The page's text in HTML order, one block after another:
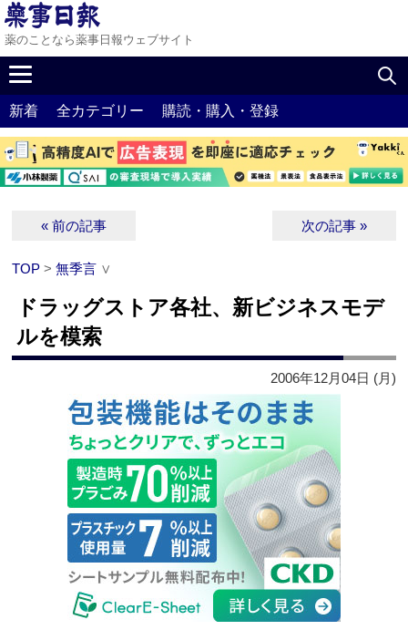
薬のことなら薬事日報ウェブサイト
新着 全カテゴリー 購読・購入・登録
« 前の記事 次の記事 »
TOP >無季言 ∨
ドラッグストア各社、新ビジネスモデ
ルを模索
2006年12月04日 (月)